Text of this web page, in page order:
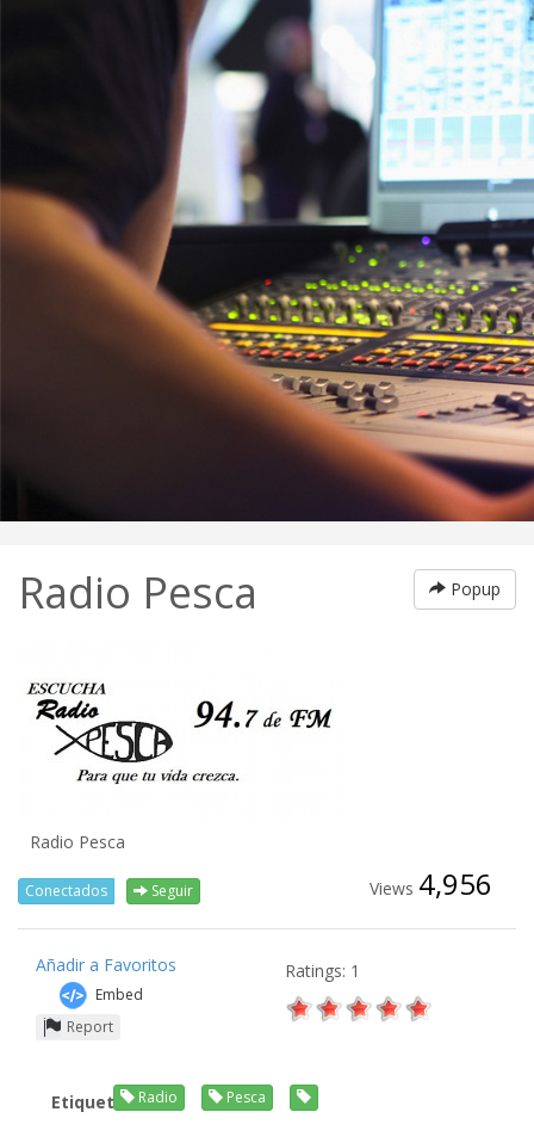
Radio Pesca Popup
Radio Pesca
Conectados Seguir Views 4,956
Añadir a Favoritos
Embed
Report
Ratings: 1
Etiquetas:Radio Pesca